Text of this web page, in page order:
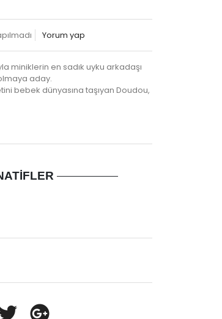
Yorum yap
miniklerin en sadık uyku arkadaşı
aday.
bebek dünyasına taşıyan Doudou,